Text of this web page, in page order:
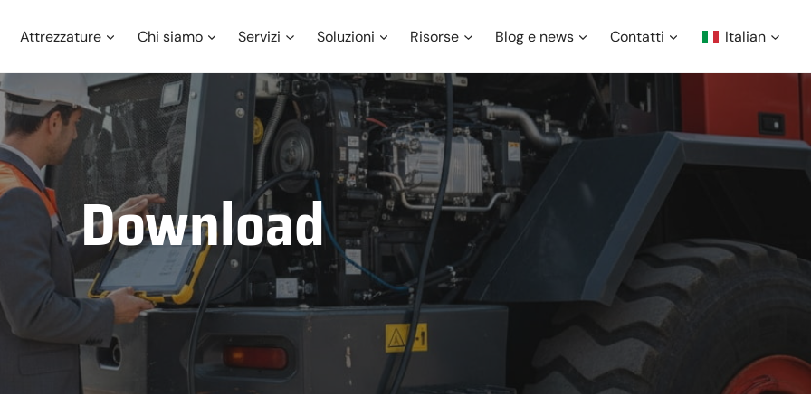
Attrezzature Chi siamo Servizi Soluzioni Risorse Blog e news Contatti Italian
Download